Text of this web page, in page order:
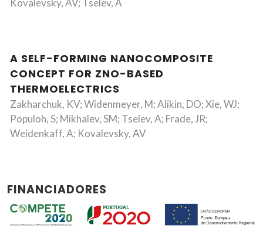
Kovalevsky, AV; Tselev, A
A SELF-FORMING NANOCOMPOSITE
CONCEPT FOR ZNO-BASED
THERMOELECTRICS
Zakharchuk, KV; Widenmeyer, M; Alikin, DO; Xie, WJ;
Populoh, S; Mikhalev, SM; Tselev, A; Frade, JR;
Weidenkaff, A; Kovalevsky, AV
FINANCIADORES